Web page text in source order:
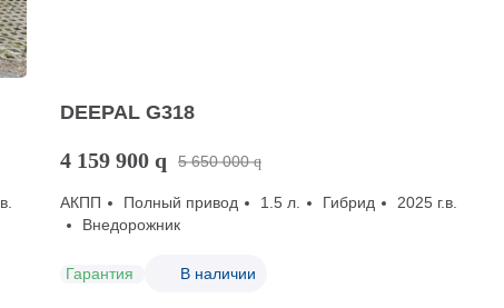
DEEPAL G318
4 159 900 q 5 650 000 q
АКПП Полный привод 1.5 л. Гибрид
2025 г.в.
Внедорожник
Гарантия В наличии